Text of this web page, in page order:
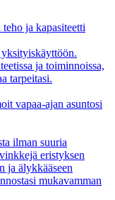
ja kapasiteetti
yksityiskäyttöön.
ja toiminnoissa,
tarpeitasi.
vapaa-ajan asuntosi
ilman suuria
eristyksen
ja älykkääseen
mukavamman